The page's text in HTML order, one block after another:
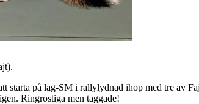
starta på lag-SM i rallylydnad ihop med tre av
Ringrostiga men taggade!